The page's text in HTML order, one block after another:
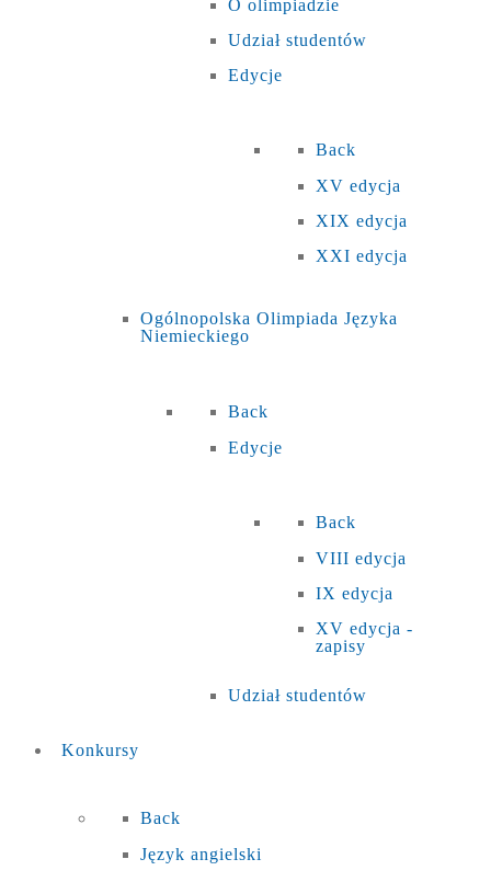
O olimpiadzie
Udział studentów
Edycje
Back
XV edycja
XIX edycja
XXI edycja
Ogólnopolska Olimpiada Języka
Niemieckiego
Back
Edycje
Back
VIII edycja
IX edycja
XV edycja -
zapisy
Udział studentów
Konkursy
Back
Język angielski